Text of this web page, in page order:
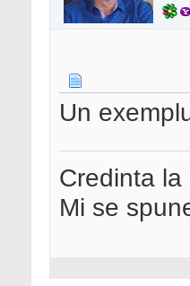
Un
Credinta
Mi se